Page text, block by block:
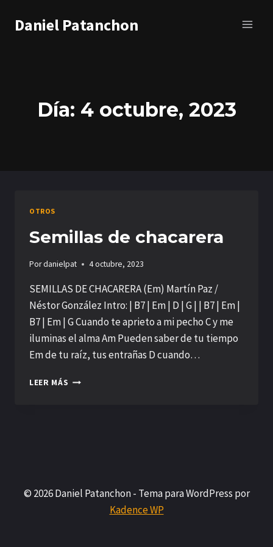
Daniel Patanchon
Día: 4 octubre, 2023
OTROS
Semillas de chacarera
Pordanielpat 4 octubre, 2023
SEMILLAS DE CHACARERA (Em) Martín Paz /
Néstor González Intro: | B7 | Em | D | G | | B7 | Em |
B7 | Em | G Cuando te aprieto a mi pecho C y me
iluminas el alma Am Pueden saber de tu tiempo
Em de tu raíz, tus entrañas D cuando…
LEER MÁS SEMILLAS
© 2026 Daniel Patanchon - Tema para WordPress por
Kadence WP